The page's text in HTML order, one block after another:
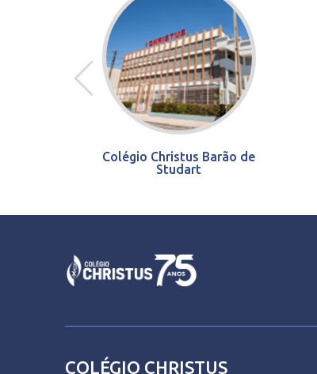
Colégio Christus Barão de
Studart
COLÉGIO CHRISTUS